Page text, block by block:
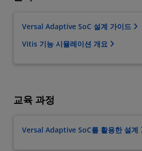
Versal Adaptive SoC 설계 가이드
Vitis 기능 시뮬레이션 개요
교육 과정
Versal Adaptive SoC를 활용한 설계